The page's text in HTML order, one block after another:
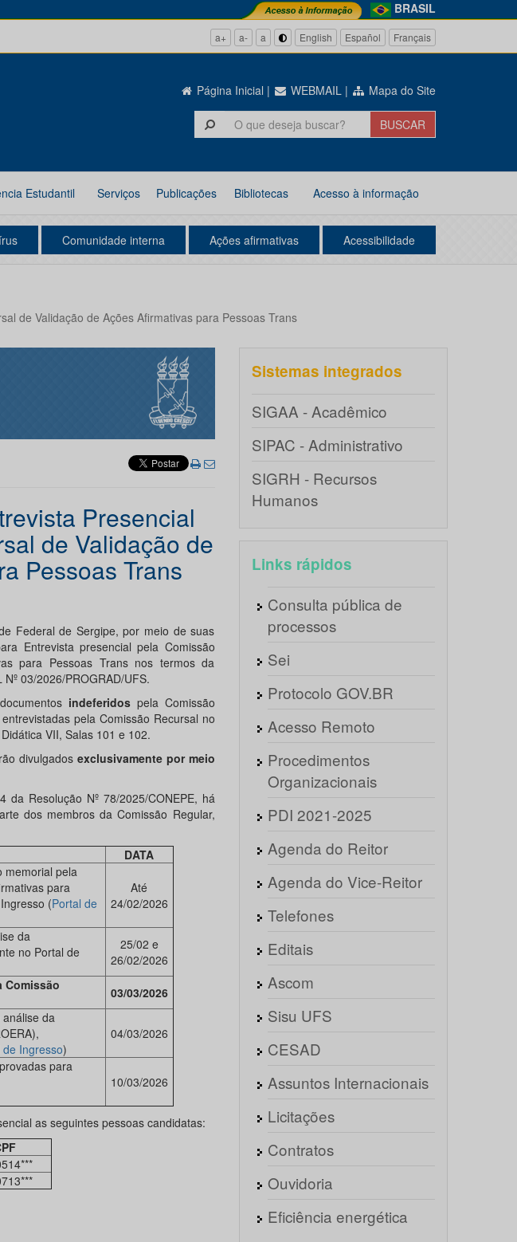
BRASIL
a+ a- a English Español Français
Página Inicial | WEBMAIL | Mapa do Site
Estudantil Serviços Publicações Bibliotecas Acesso à informação
Comunidade interna Ações afirmativas Acessibilidade
de Validação de Ações Afirmativas para Pessoas Trans
Presencial
de Validação de
Pessoas Trans
Federal de Sergipe, por meio de suas
Entrevista presencial pela Comissão
para Pessoas Trans nos termos da
03/2026/PROGRAD/UFS.
indeferidos pela Comissão
pela Comissão Recursal no
VII, Salas 101 e 102.
divulgados exclusivamente por meio
Resolução Nº 78/2025/CONEPE, há
dos membros da Comissão Regular,
DATA
memorial pela
para
(Portal de
Até
24/02/2026
da
no Portal de
25/02 e
26/02/2026
Comissão
03/03/2026
da
de Ingresso)
04/03/2026
para
10/03/2026
as seguintes pessoas candidatas:
Sistemas integrados
SIGAA - Acadêmico
SIPAC - Administrativo
SIGRH - Recursos
Humanos
Links rápidos
Consulta pública de
processos
Sei
Protocolo GOV.BR
Acesso Remoto
Procedimentos
Organizacionais
PDI 2021-2025
Agenda do Reitor
Agenda do Vice-Reitor
Telefones
Editais
Ascom
Sisu UFS
CESAD
Assuntos Internacionais
Licitações
Contratos
Ouvidoria
Eficiência energética